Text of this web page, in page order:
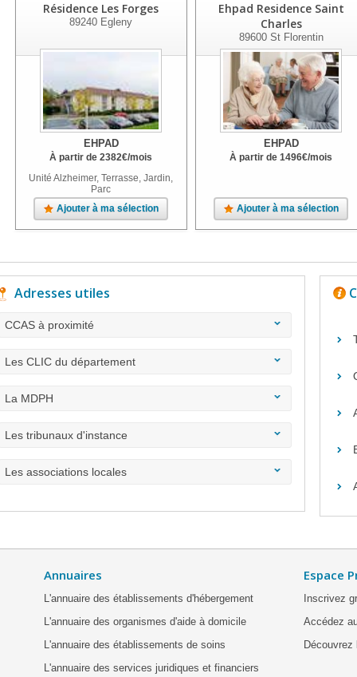
Résidence Les Forges
89240 Egleny
EHPAD
À partir de 2382€/mois
Unité Alzheimer, Terrasse, Jardin,
Parc
Ajouter à ma sélection
Ehpad Residence Saint
Charles
89600St Florentin
EHPAD
À partir de1496€/mois
Ajouter à ma sélection
Adresses utiles
CCAS à proximité
Les CLIC du département
La MDPH
Les tribunaux d'instance
Les associations locales
Annuaires
L'annuaire des établissements d'hébergement
L'annuaire des organismes d'aide à domicile
L'annuaire des établissements de soins
L'annuaire des services juridiques et financiers
Espace
Inscrivez
Accédez